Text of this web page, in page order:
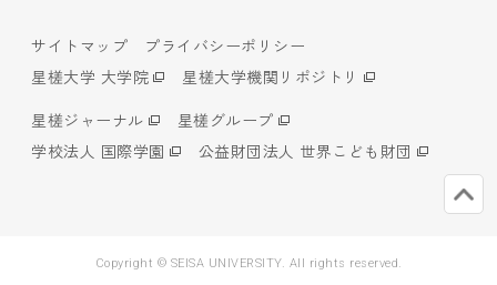
サイトマップ
プライバシーポリシー
星槎大学 大学院
星槎大学機関リポジトリ
星槎ジャーナル
星槎グループ
学校法人 国際学園
公益財団法人 世界こども財団
Copyright © SEISA UNIVERSITY. All rights reserved.